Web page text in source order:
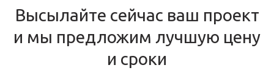
Высылайте сейчас ваш проект
и мы предложим лучшую цену
и сроки